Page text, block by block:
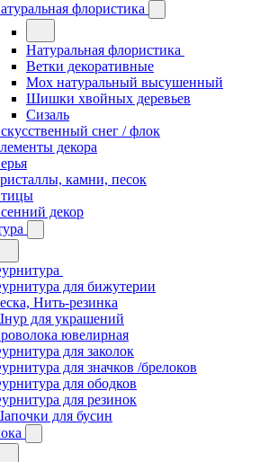
флористика
Натуральная флористика
Ветки декоративные
Мох натуральный высушенный
Шишки хвойных деревьев
Сизаль
снег / флок
декора
камни, песок
декор
для бижутерии
Нить-резинка
для украшений
ювелирная
для заколок
для значков /брелоков
для ободков
для резинок
для бусин